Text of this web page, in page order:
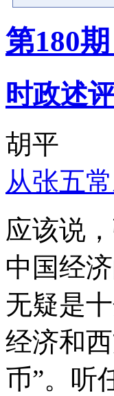
第180
时政述
胡平
从张五
应该说
中国经
无疑是
经济和
币”。听